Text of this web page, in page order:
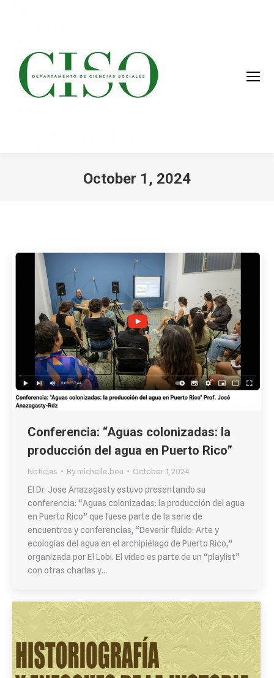
October 1, 2024
Conferencia: “Aguas colonizadas: la
producción del agua en Puerto Rico”
Noticias Bymichelle.bou
October 1, 2024
El Dr. Jose Anazagasty estuvo presentando su
conferencia: “Aguas colonizadas: la producción del agua
en Puerto Rico” que fuese parte de la serie de
encuentros y conferencias, “Devenir fluido: Arte y
ecologías del agua en el archipiélago de Puerto Rico,”
organizada por El Lobi. El vídeo es parte de un “playlist”
con otras charlas y…